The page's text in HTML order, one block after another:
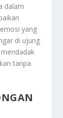
dalam
yang
di ujung
tanpa